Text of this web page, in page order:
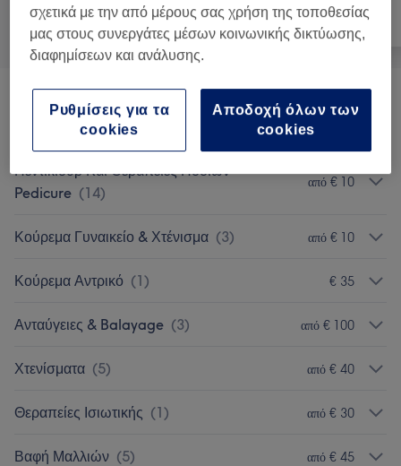
Όλα Μαλλιά Νύχια
Μανικιούρ Και Θεραπείες Χεριών-
(21)
από € 5
Πεντικιούρ Και Θεραπείες Ποδιών-
Pedicure (14)
από € 10
Κούρεμα Γυναικείο & Χτένισμα (3) από € 10
Κούρεμα Αντρικό (1) € 35
Ανταύγειες & Balayage (3) από € 100
Χτενίσματα (5) από € 40
Θεραπείες Ισιωτικής (1) από € 30
Βαφή Μαλλιών (5) από € 45
σχετικά με την από μέρους σας χρήση της τοποθεσίας
μας στους συνεργάτες μέσων κοινωνικής δικτύωσης,
διαφημίσεων και ανάλυσης.
Αποδοχή όλων των
cookies
Ρυθμίσεις για τα
cookies